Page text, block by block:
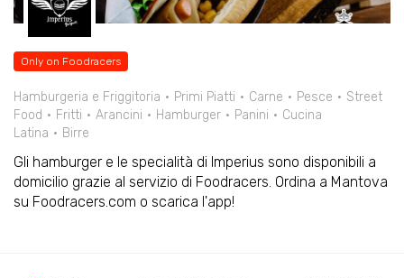
Only on Foodracers
Hamburgeria e Friggitoria Primi Piatti Carne Pesce
Street
Food
Fritti Arancini Hamburger Panini
Cucina
Latina
Birre
Gli hamburger e le specialità di Imperius sono disponibili a
domicilio grazie al servizio di Foodracers. Ordina a Mantova
su Foodracers.com o scarica l'app!